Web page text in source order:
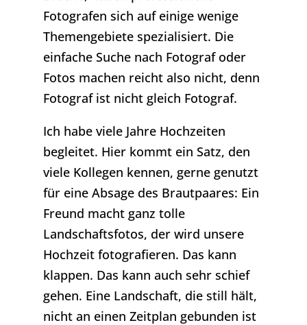
Fotografen sich auf einige wenige
Themengebiete spezialisiert. Die
einfache Suche nach Fotograf oder
Fotos machen reicht also nicht, denn
Fotograf ist nicht gleich Fotograf.
Ich habe viele Jahre Hochzeiten
begleitet. Hier kommt ein Satz, den
viele Kollegen kennen, gerne genutzt
für eine Absage des Brautpaares: Ein
Freund macht ganz tolle
Landschaftsfotos, der wird unsere
Hochzeit fotografieren. Das kann
klappen. Das kann auch sehr schief
gehen. Eine Landschaft, die still hält,
nicht an einen Zeitplan gebunden ist